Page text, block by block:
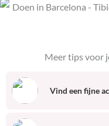
Meer tips voor
Vind een fijne